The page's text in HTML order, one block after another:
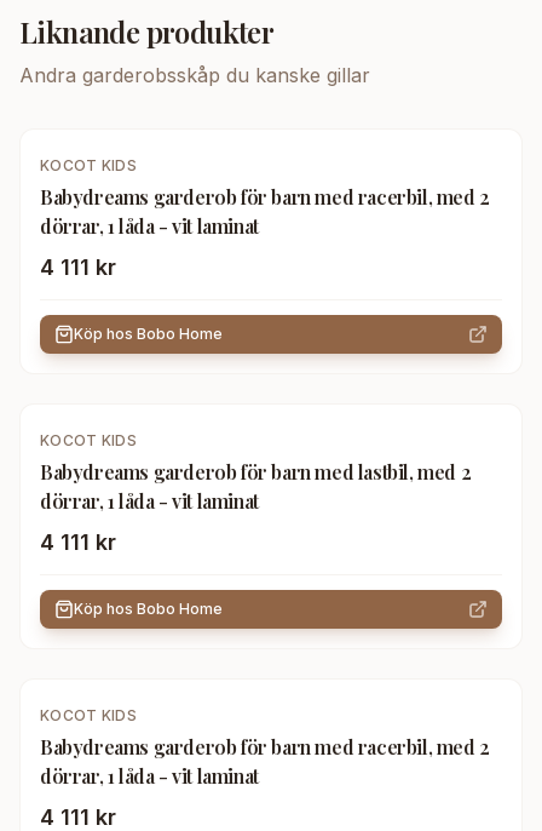
Liknande produkter
Andra garderobsskåp du kanske gillar
KOCOT KIDS
Babydreams garderob för barn med racerbil, med 2
dörrar, 1 låda - vit laminat
4 111 kr
Köp hos Bobo Home
KOCOT KIDS
Babydreams garderob för barn med lastbil, med 2
dörrar, 1 låda - vit laminat
4 111 kr
Köp hos Bobo Home
KOCOT KIDS
Babydreams garderob för barn med racerbil, med 2
dörrar, 1 låda - vit laminat
4 111 kr